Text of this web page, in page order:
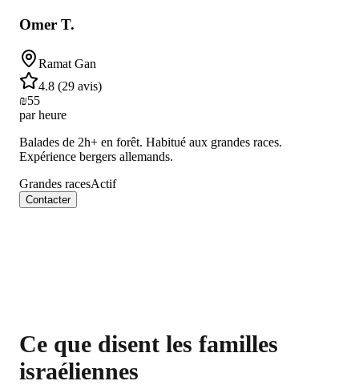
Omer T.
Ramat Gan
4.8 (29 avis)
₪55
par heure
Balades de 2h+ en forêt. Habitué aux grandes races.
Expérience bergers allemands.
Grandes racesActif
Contacter
Ce que disent les familles
israéliennes